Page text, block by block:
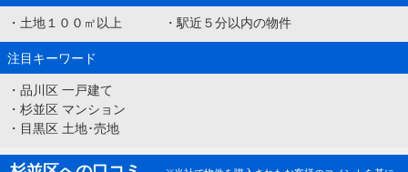
・ 土地１００㎡以上 ・駅近５分以内の物件
注目キーワード
・ 品川区 一戸建て
・ 杉並区 マンション
・ 目黒区 土地･売地